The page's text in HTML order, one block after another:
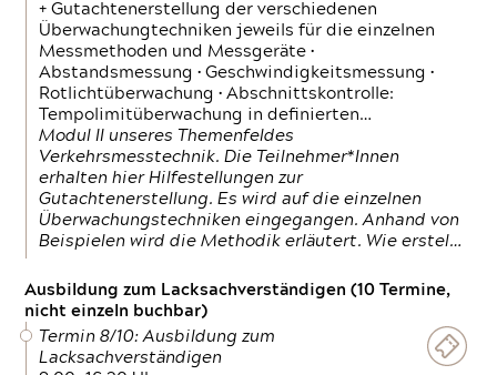
+ Gutachtenerstellung der verschiedenen
Überwachungtechniken jeweils für die einzelnen
Messmethoden und Messgeräte •
Abstandsmessung • Geschwindigkeitsmessung •
Rotlichtüberwachung • Abschnittskontrolle:
Tempolimitüberwachung in definierten…
Modul II unseres Themenfeldes
Verkehrsmesstechnik. Die Teilnehmer*Innen
erhalten hier Hilfestellungen zur
Gutachtenerstellung. Es wird auf die einzelnen
Überwachungstechniken eingegangen. Anhand von
Beispielen wird die Methodik erläutert. Wie erstel…
Ausbildung zum Lacksachverständigen (10 Termine,
nicht einzeln buchbar)
Termin 8/10: Ausbildung zum
Lacksachverständigen